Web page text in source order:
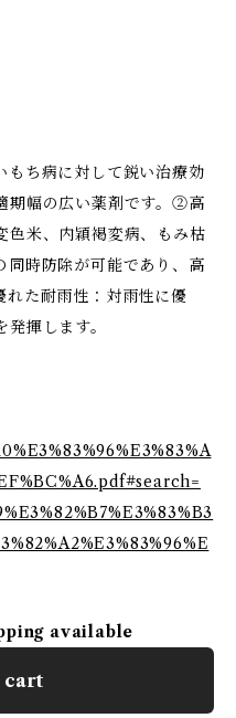
ち病に対して鋭い治療効
期幅の広い薬剤です。②高
色米、内穎褐変病、もみ枯
同時防除が可能であり、高
た耐雨性：対雨性に優
揮します。
available
cart